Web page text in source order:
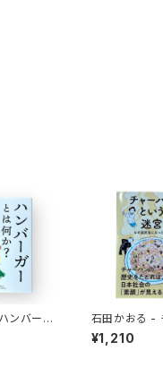
ンバーガ
石田かおる -
ンという迷宮
食になったのか
¥1,210